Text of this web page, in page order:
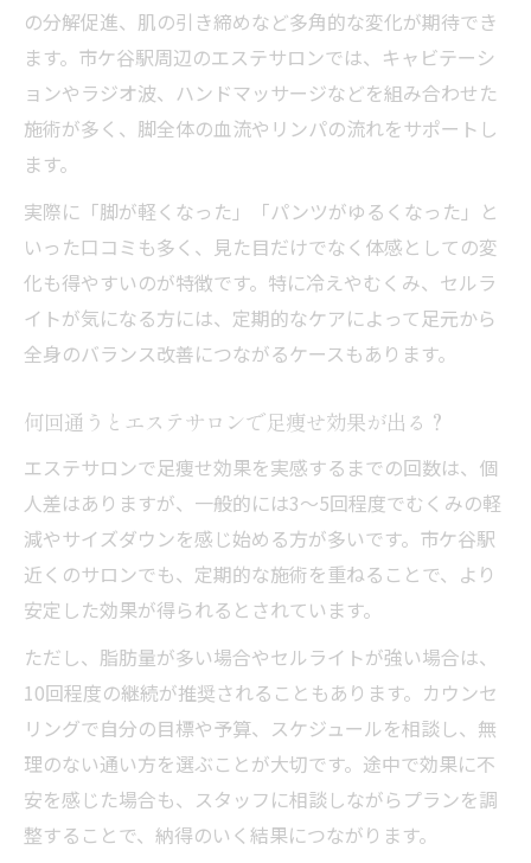
の分解促進、肌の引き締めなど多角的な変化が期待でき
ます。市ケ谷駅周辺のエステサロンでは、キャビテーシ
ョンやラジオ波、ハンドマッサージなどを組み合わせた
施術が多く、脚全体の血流やリンパの流れをサポートし
ます。
実際に「脚が軽くなった」「パンツがゆるくなった」と
いった口コミも多く、見た目だけでなく体感としての変
化も得やすいのが特徴です。特に冷えやむくみ、セルラ
イトが気になる方には、定期的なケアによって足元から
全身のバランス改善につながるケースもあります。
何回通うとエステサロンで足痩せ効果が出る？
エステサロンで足痩せ効果を実感するまでの回数は、個
人差はありますが、一般的には3〜5回程度でむくみの軽
減やサイズダウンを感じ始める方が多いです。市ケ谷駅
近くのサロンでも、定期的な施術を重ねることで、より
安定した効果が得られるとされています。
ただし、脂肪量が多い場合やセルライトが強い場合は、
10回程度の継続が推奨されることもあります。カウンセ
リングで自分の目標や予算、スケジュールを相談し、無
理のない通い方を選ぶことが大切です。途中で効果に不
安を感じた場合も、スタッフに相談しながらプランを調
整することで、納得のいく結果につながります。